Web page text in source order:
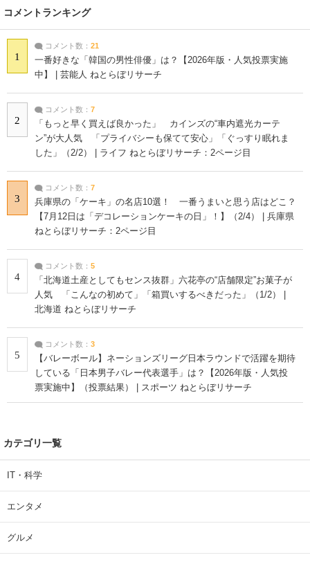
コメントランキング
1
コメント数： 21
一番好きな「韓国の男性俳優」は？【2026年版・人気投票実施
中】 | 芸能人 ねとらぼリサーチ
2
コメント数： 7
「もっと早く買えば良かった」 カインズの“車内遮光カーテ
ン”が大人気 「プライバシーも保てて安心」「ぐっすり眠れま
した」（2/2） | ライフ ねとらぼリサーチ：2ページ目
3
コメント数： 7
兵庫県の「ケーキ」の名店10選！ 一番うまいと思う店はどこ？
【7月12日は「デコレーションケーキの日」！】（2/4） | 兵庫県
ねとらぼリサーチ：2ページ目
4
コメント数： 5
「北海道土産としてもセンス抜群」六花亭の“店舗限定”お菓子が
人気 「こんなの初めて」「箱買いするべきだった」（1/2） |
北海道 ねとらぼリサーチ
5
コメント数： 3
【バレーボール】ネーションズリーグ日本ラウンドで活躍を期待
している「日本男子バレー代表選手」は？【2026年版・人気投
票実施中】（投票結果） | スポーツ ねとらぼリサーチ
カテゴリ一覧
IT・科学
エンタメ
グルメ